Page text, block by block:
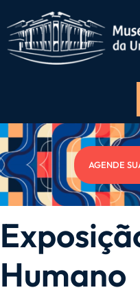
AGENDE
Humano